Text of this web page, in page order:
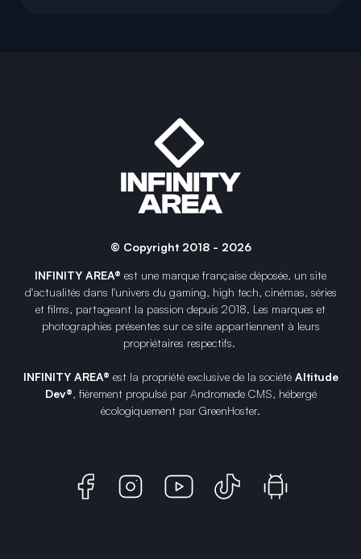
© Copyright 2018 - 2026
INFINITY AREA® est une marque française déposée, un site
d'actualités dans l'univers du gaming, high tech, cinémas, séries
et films, partageant la passion depuis 2018. Les marques et
photographies présentes sur ce site appartiennent à leurs
propriétaires respectifs.
INFINITY AREA® est la propriété exclusive de la société Altitude
Dev®, fièrement propulsé par Andromede CMS, hébergé
écologiquement par GreenHoster.